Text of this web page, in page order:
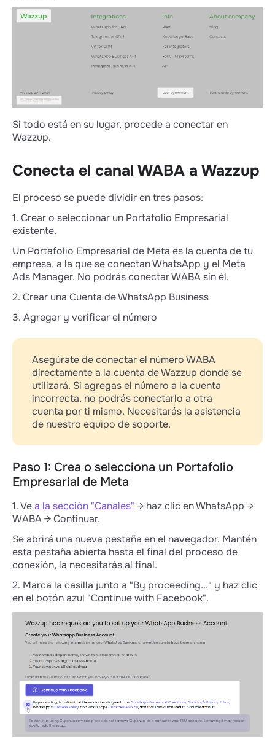
Si todo está en su lugar, procede a conectar en
Wazzup.
Conecta el canal WABA a Wazzup
El proceso se puede dividir en tres pasos:
1. Crear o seleccionar un Portafolio Empresarial
existente.
Un Portafolio Empresarial de Meta es la cuenta de tu
empresa, a la que se conectan WhatsApp y el Meta
Ads Manager. No podrás conectar WABA sin él.
2. Crear una Cuenta de WhatsApp Business
3. Agregar y verificar el número
Asegúrate de conectar el número WABA
directamente a la cuenta de Wazzup donde se
utilizará. Si agregas el número a la cuenta
incorrecta, no podrás conectarlo a otra
cuenta por ti mismo. Necesitarás la asistencia
de nuestro equipo de soporte.
Paso 1: Crea o selecciona un Portafolio
Empresarial de Meta
1. Vea la sección "Canales" → haz clic en WhatsApp →
WABA → Continuar.
Se abrirá una nueva pestaña en el navegador. Mantén
esta pestaña abierta hasta el final del proceso de
conexión, la necesitarás al final.
2. Marca la casilla junto a "By proceeding..." y haz clic
en el botón azul "Continue with Facebook".